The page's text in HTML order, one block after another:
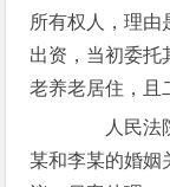
所有权人，理由
出资，当初委托
老养老居住，且
人民法院
某和李某的婚姻